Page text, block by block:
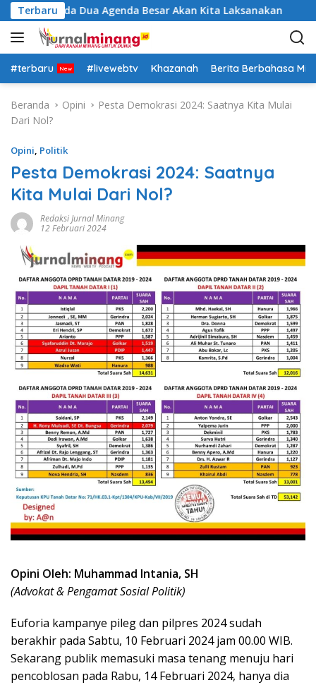
a
g
u
Terbaru
Dua Agenda Besar Akan Kita Laksanakan DPRD
#terbaru #livewebtv Khazanah Berita Berbahasa
Beranda Opini
Pesta Demokrasi 2024: Saatnya Kita Mulai
Dari Nol?
Opini, Politik
Pesta Demokrasi 2024: Saatnya
Kita Mulai Dari Nol?
Redaksi Jurnal Minang
12 Februari 2024
Opini Oleh: Muhammad Intania, SH
(Advokat & Pengamat Sosial Politik)
Euforia kampanye pileg dan pilpres 2024 sudah
berakhir pada Sabtu, 10 Februari 2024 jam 00.00 WIB.
Sekarang publik memasuki masa tenang menuju hari
pencoblosan pada Rabu, 14 Februari 2024, hanya dia